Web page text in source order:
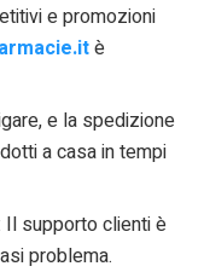
e promozioni
è
e la spedizione
a casa in tempi
Il supporto clienti è
problema.